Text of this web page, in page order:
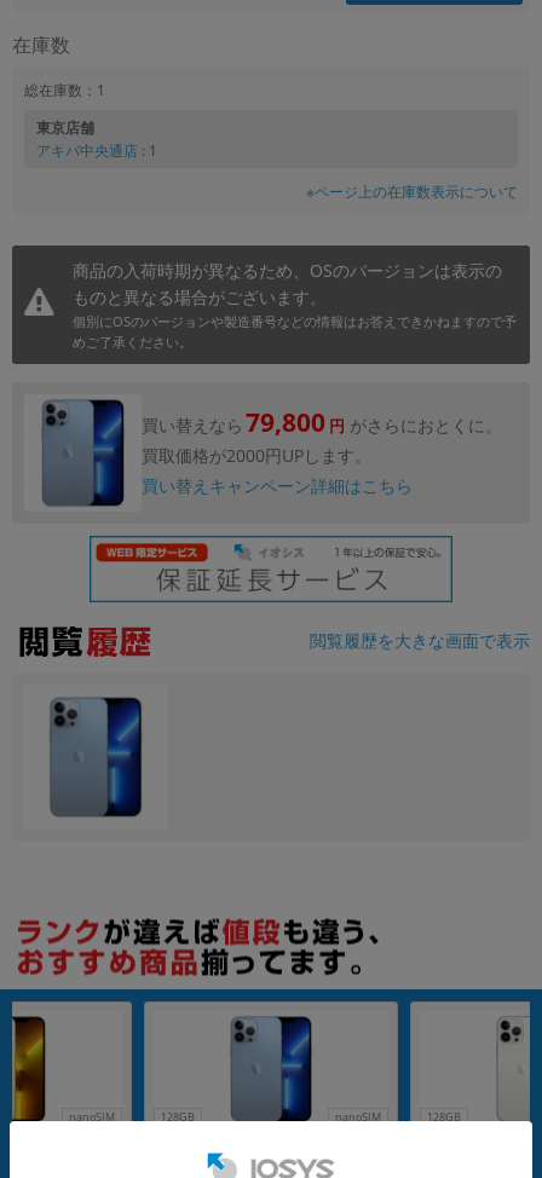
在庫数
総在庫数：1
東京店舗
アキバ中央通店 : 1
※ページ上の在庫数表示について
商品の入荷時期が異なるため、OSのバージョンは表示の
ものと異なる場合がございます。
個別にOSのバージョンや製造番号などの情報はお答えできかねますので予
めご了承ください。
買い替えなら 79,800 円 がさらにおとくに。
買取価格が2000円UPします。
買い替えキャンペーン詳細はこちら
閲覧履歴を大きな画面で表示
nanoSIM 128GB nanoSIM
A) 128GB シエラブルー 【Rakuten
128GB